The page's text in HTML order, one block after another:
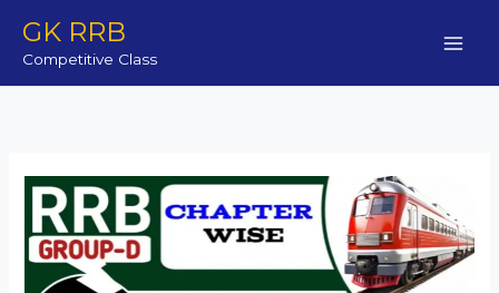
content
GK RRB
Competitive Class